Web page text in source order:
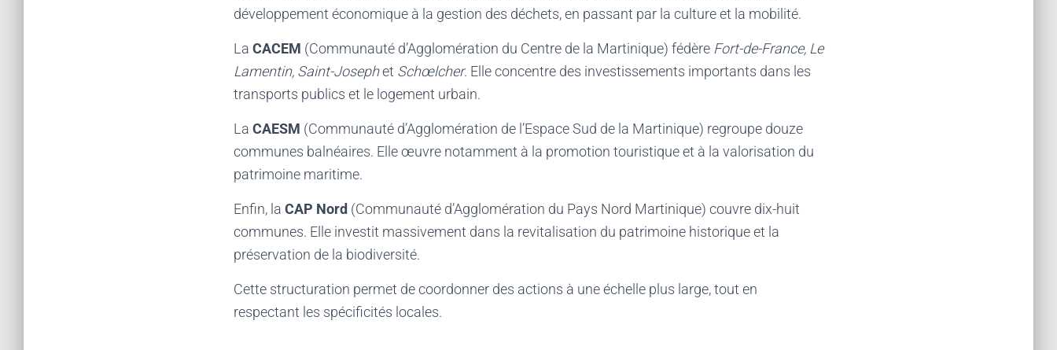
développement économique à la gestion des déchets, en passant par la culture et la mobilité.
La CACEM (Communauté d’Agglomération du Centre de la Martinique) fédère Fort-de-France, Le
Lamentin, Saint-Josephet Schœlcher. Elle concentre des investissements importants dans les
transports publics et le logement urbain.
La CAESM (Communauté d’Agglomération de l’Espace Sud de la Martinique) regroupe douze
communes balnéaires. Elle œuvre notamment à la promotion touristique et à la valorisation du
patrimoine maritime.
Enfin, la CAP Nord (Communauté d’Agglomération du Pays Nord Martinique) couvre dix-huit
communes. Elle investit massivement dans la revitalisation du patrimoine historique et la
préservation de la biodiversité.
Cette structuration permet de coordonner des actions à une échelle plus large, tout en
respectant les spécificités locales.